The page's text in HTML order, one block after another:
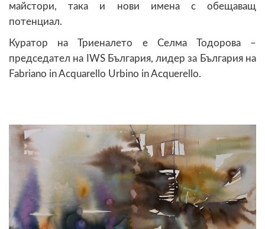
майстори, така и нови имена с обещаващ
потенциал.
Куратор на Триеналето е Селма Тодорова –
председател на IWS България, лидер за България на
Fabriano in Acquarello Urbino in Acquerello.